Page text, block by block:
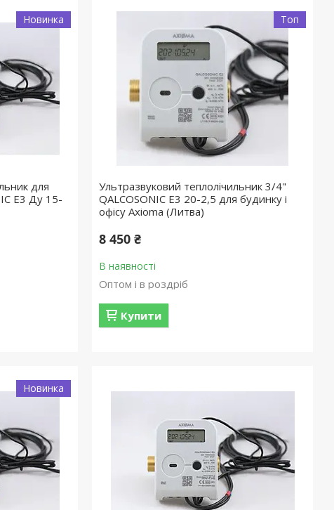
Новинка
для
E3 Ду 15-
Топ
Ультразвуковий теплолічильник 3/4"
QALCOSONIC E3 20-2,5 для будинку і
офісу Axioma (Литва)
8 450 ₴
В наявності
Оптом і в роздріб
Купити
Новинка